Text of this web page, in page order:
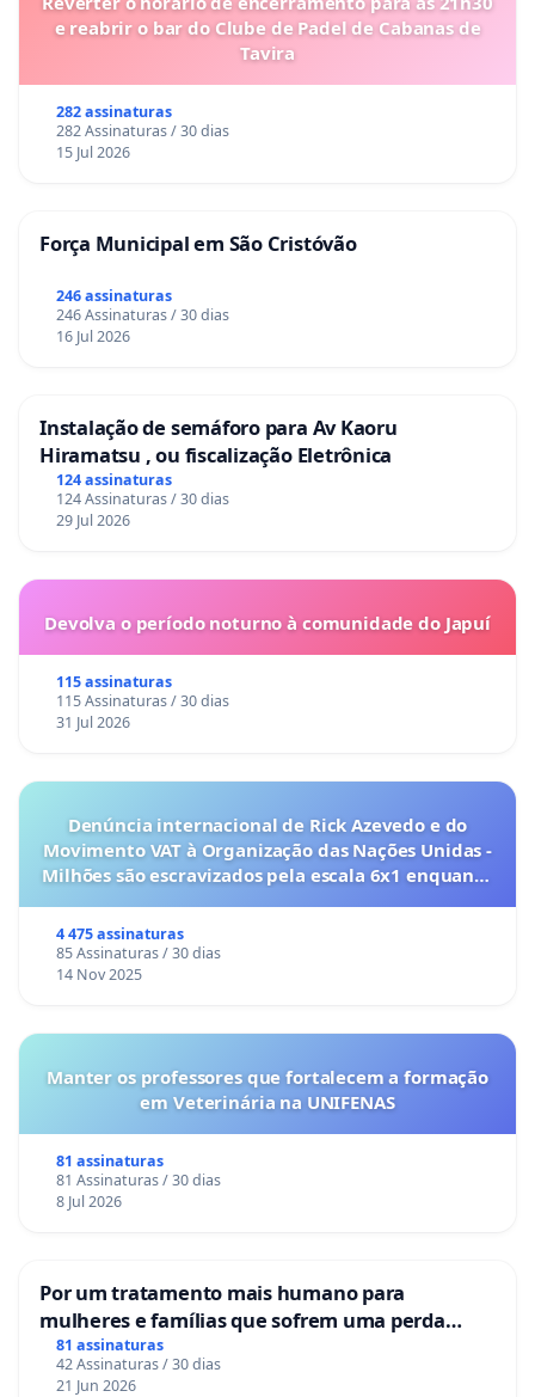
e reabrir o bar do Clube de Padel de Cabanas de
Tavira
282 assinaturas
282 Assinaturas / 30 dias
15 Jul 2026
Força Municipal em São Cristóvão
246 assinaturas
246 Assinaturas / 30 dias
16 Jul 2026
Instalação de semáforo para Av Kaoru
Hiramatsu , ou fiscalização Eletrônica
124 assinaturas
124 Assinaturas / 30 dias
29 Jul 2026
Devolva o período noturno à comunidade do Japuí
115 assinaturas
115 Assinaturas / 30 dias
31 Jul 2026
Denúncia internacional de Rick Azevedo e do
Movimento VAT à Organização das Nações Unidas -
Milhões são escravizados pela escala 6x1 enquanto
4 475 assinaturas
85 Assinaturas / 30 dias
14 Nov 2025
Manter os professores que fortalecem a formação
em Veterinária na UNIFENAS
81 assinaturas
81 Assinaturas / 30 dias
8 Jul 2026
Por um tratamento mais humano para
mulheres e famílias que sofrem uma perda
gestacional nos hospitais portugueses
81 assinaturas
42 Assinaturas / 30 dias
21 Jun 2026